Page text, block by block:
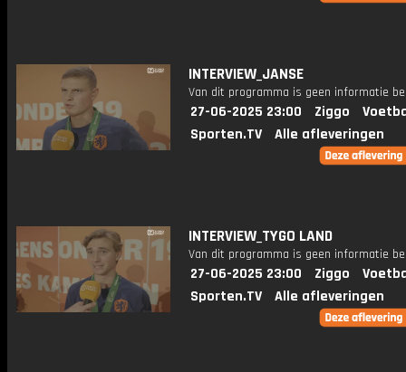
INTERVIEW_JANSE
Van dit programma is geen informatie
27-06-2025 23:00 Ziggo
Sporten.TV
Alle afleveringen
INTERVIEW_TYGO LAND
Van dit programma is geen informatie
27-06-2025 23:00 Ziggo
Sporten.TV
Alle afleveringen